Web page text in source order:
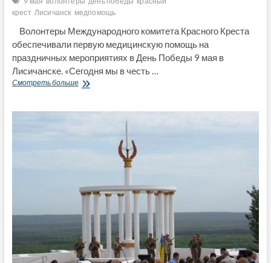
крест Лисичанск медпомощь
Волонтеры Международного комитета Красного Креста
обеспечивали первую медицинскую помощь на
праздничных мероприятиях в День Победы 9 мая в
Лисичанске. «Сегодня мы в честь …
Смотреть большеВолонтеры